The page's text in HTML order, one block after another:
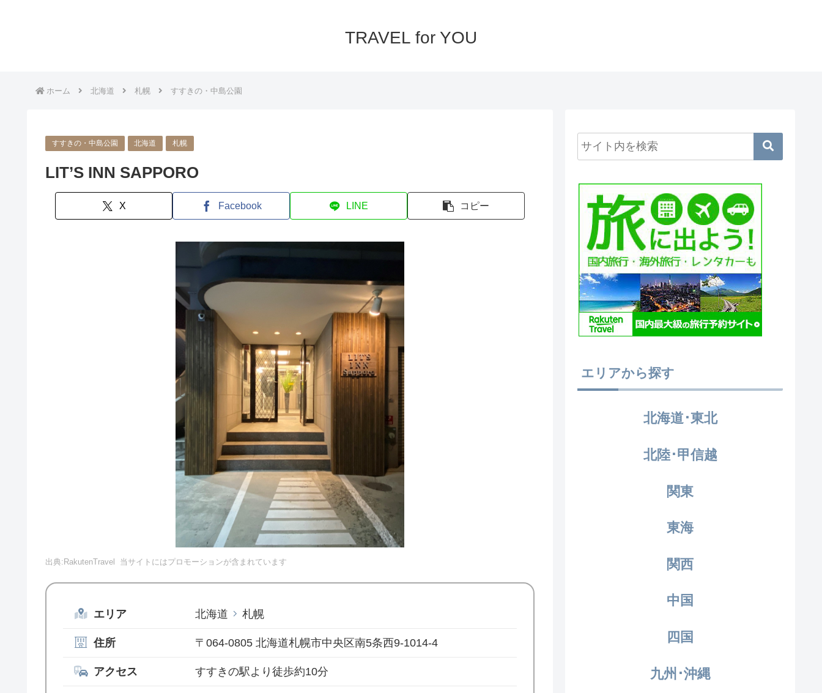
TRAVEL for YOU
ホーム 北海道 札幌 すすきの・中島公園
すすきの・中島公園 北海道 札幌
LIT’S INN SAPPORO
X Facebook LINE コピー
出典:RakutenTravel 当サイトにはプロモーションが含まれています
エリア 北海道 札幌
住所 〒064-0805 北海道札幌市中央区南5条西9-1014-4
アクセス すすきの駅より徒歩約10分
エリアから探す
北海道･東北
北陸･甲信越
関東
東海
関西
中国
四国
九州･沖縄